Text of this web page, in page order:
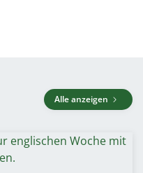
Alle anzeigen